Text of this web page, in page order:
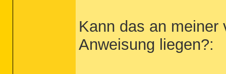
Kann das an meiner
Anweisung liegen?: